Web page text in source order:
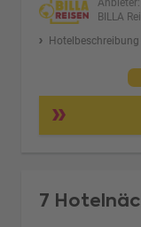
Anbieter:
BILLA
7